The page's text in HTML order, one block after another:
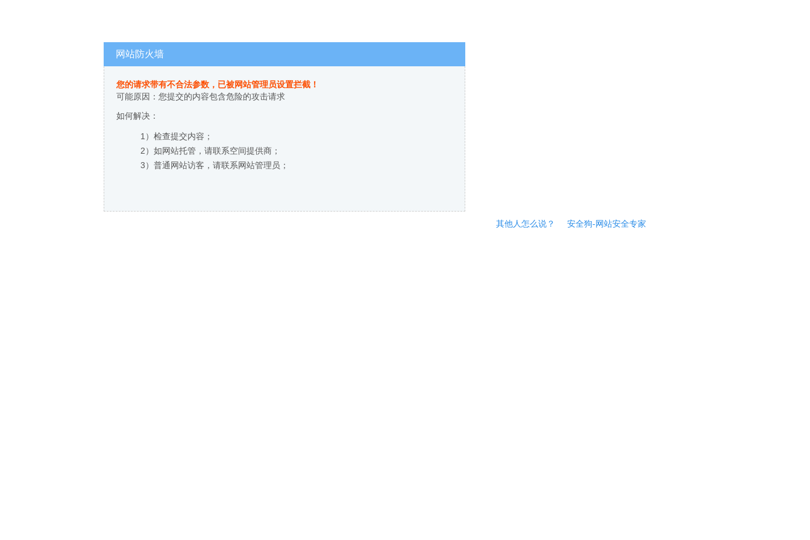
网站防火墙
您的请求带有不合法参数，已被网站管理员设置拦截！
可能原因：您提交的内容包含危险的攻击请求
如何解决：
1）检查提交内容；
2）如网站托管，请联系空间提供商；
3）普通网站访客，请联系网站管理员；
其他人怎么说？ 安全狗-网站安全专家